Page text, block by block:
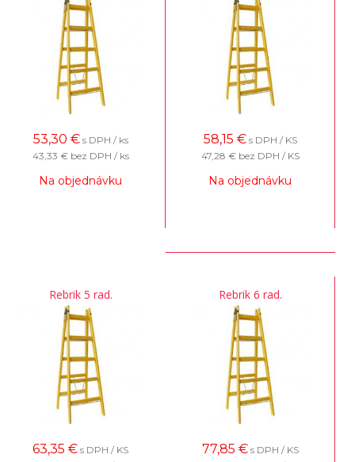
53,30 € s DPH / ks
43,33 € bez DPH / ks
Na objednávku
58,15 € s DPH / KS
47,28 € bez DPH / KS
Na objednávku
Rebrik 5 rad.
63,35 € s DPH / KS
Rebrik 6 rad.
77,85 € s DPH / KS